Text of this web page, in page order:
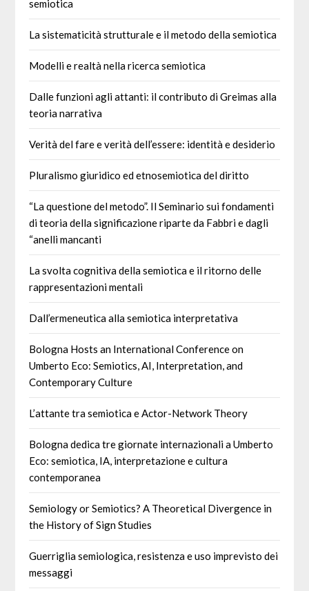
semiotica
La sistematicità strutturale e il metodo della semiotica
Modelli e realtà nella ricerca semiotica
Dalle funzioni agli attanti: il contributo di Greimas alla
teoria narrativa
Verità del fare e verità dell’essere: identità e desiderio
Pluralismo giuridico ed etnosemiotica del diritto
“La questione del metodo”. Il Seminario sui fondamenti
di teoria della significazione riparte da Fabbri e dagli
“anelli mancanti
La svolta cognitiva della semiotica e il ritorno delle
rappresentazioni mentali
Dall’ermeneutica alla semiotica interpretativa
Bologna Hosts an International Conference on
Umberto Eco: Semiotics, AI, Interpretation, and
Contemporary Culture
L’attante tra semiotica e Actor-Network Theory
Bologna dedica tre giornate internazionali a Umberto
Eco: semiotica, IA, interpretazione e cultura
contemporanea
Semiology or Semiotics? A Theoretical Divergence in
the History of Sign Studies
Guerriglia semiologica, resistenza e uso imprevisto dei
messaggi